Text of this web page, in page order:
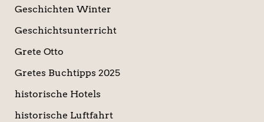
Geschichten Winter
Geschichtsunterricht
Grete Otto
Gretes Buchtipps 2025
historische Hotels
historische Luftfahrt